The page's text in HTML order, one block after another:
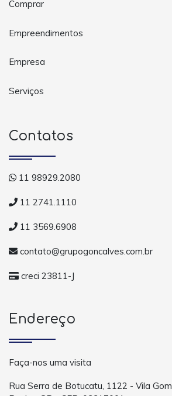
Comprar
Empreendimentos
Empresa
Serviços
Contatos
11 98929.2080
11 2741.1110
11 3569.6908
contato@grupogoncalves.com.br
creci 23811-J
Endereço
Faça-nos uma visita
Rua Serra de Botucatu, 1122 - Vila